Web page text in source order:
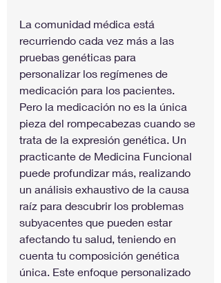
La comunidad médica está
recurriendo cada vez más a las
pruebas genéticas para
personalizar los regímenes de
medicación para los pacientes.
Pero la medicación no es la única
pieza del rompecabezas cuando se
trata de la expresión genética. Un
practicante de Medicina Funcional
puede profundizar más, realizando
un análisis exhaustivo de la causa
raíz para descubrir los problemas
subyacentes que pueden estar
afectando tu salud, teniendo en
cuenta tu composición genética
única. Este enfoque personalizado